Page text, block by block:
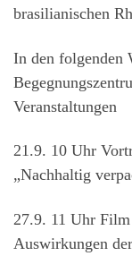
brasilianischen
In den folgenden
Veranstaltungen
21.9. 10 Uhr
„Nachhaltig
27.9. 11 Uhr Film
Auswirkungen